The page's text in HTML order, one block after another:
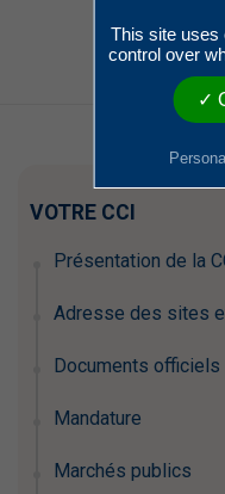
VOTRE CCI
Présentation de la
Adresse des sites
Documents officiels
Mandature
Marchés publics
This site uses
control over
✓